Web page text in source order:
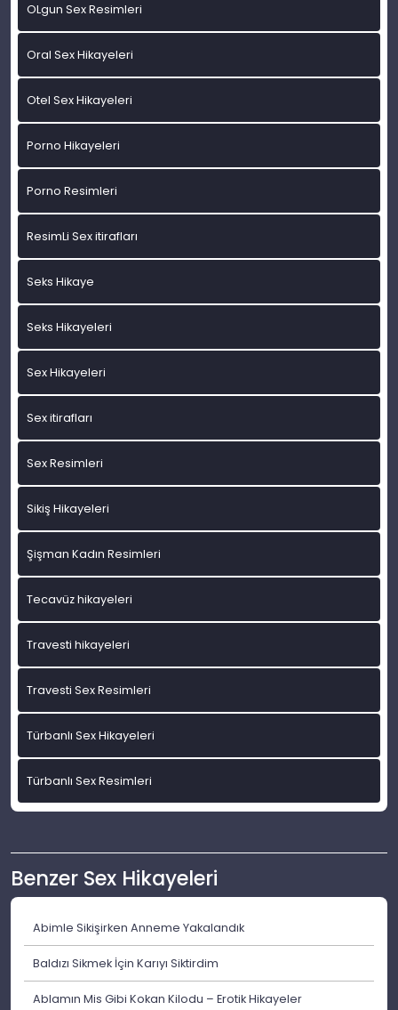
OLgun Sex Resimleri
Oral Sex Hikayeleri
Otel Sex Hikayeleri
Porno Hikayeleri
Porno Resimleri
ResimLi Sex itirafları
Seks Hikaye
Seks Hikayeleri
Sex Hikayeleri
Sex itirafları
Sex Resimleri
Sikiş Hikayeleri
Şişman Kadın Resimleri
Tecavüz hikayeleri
Travesti hikayeleri
Travesti Sex Resimleri
Türbanlı Sex Hikayeleri
Türbanlı Sex Resimleri
Benzer Sex Hikayeleri
Abimle Sikişirken Anneme Yakalandık
Baldızı Sikmek İçin Karıyı Siktirdim
Ablamın Mis Gibi Kokan Kilodu – Erotik Hikayeler